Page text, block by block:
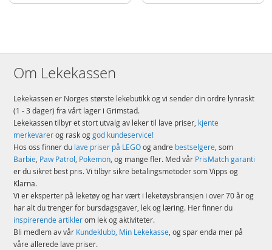
Om Lekekassen
Lekekassen er Norges største lekebutikk og vi sender din ordre lynraskt
(1 - 3 dager) fra vårt lager i Grimstad.
Lekekassen tilbyr et stort utvalg av leker til lave priser, kjente
merkevarerog rask oggod kundeservice!
Hos oss finner du lave priser på LEGOog andre bestselgere, som
Barbie, Paw Patrol, Pokemon, og mange fler. Med vår PrisMatch garanti
er du sikret best pris. Vi tilbyr sikre betalingsmetoder som Vipps og
Klarna.
Vi er eksperter på leketøy og har vært i leketøysbransjen i over 70 år og
har alt du trenger for bursdagsgaver, lek og læring. Her finner du
inspirerende artiklerom lek og aktiviteter.
Bli medlem av vår Kundeklubb, Min Lekekasse, og spar enda mer på
våre allerede lave priser.